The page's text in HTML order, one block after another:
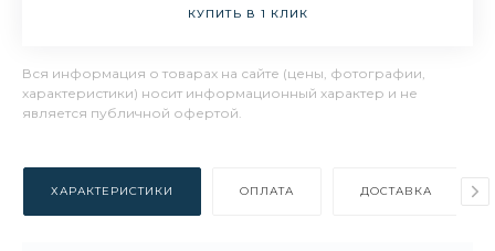
КУПИТЬ В 1 КЛИК
Вся информация о товарах на сайте (цены, фотографии,
характеристики) носит информационный характер и не
является публичной офертой.
ХАРАКТЕРИСТИКИ ОПЛАТА ДОСТАВКА